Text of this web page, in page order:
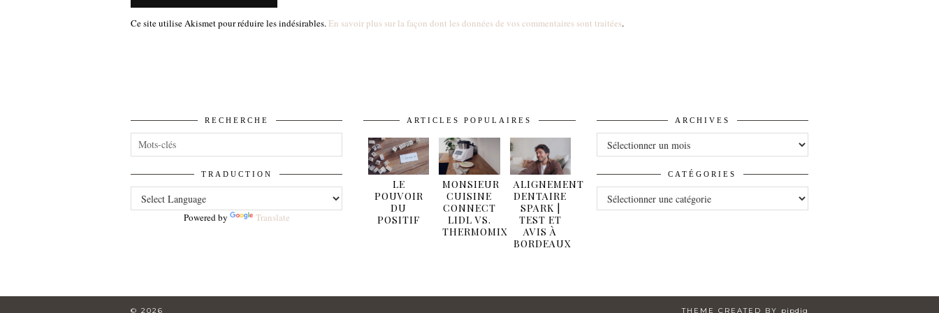
Ce site utilise Akismet pour réduire les indésirables. En savoir plus sur la façon dont les données de vos commentaires sont traitées.
RECHERCHE
TRADUCTION
Powered by Translate
ARTICLES POPULAIRES
LE
POUVOIR
DU
POSITIF
MONSIEUR
CUISINE
CONNECT
LIDL VS.
THERMOMIX
ALIGNEMENT
DENTAIRE
SPARK |
TEST ET
AVIS À
BORDEAUX
ARCHIVES
CATÉGORIES
© 2026 THEME CREATED BY pipdig